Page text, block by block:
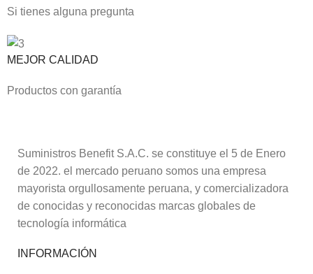
Si tienes alguna pregunta
MEJOR CALIDAD
Productos con garantía
Suministros Benefit S.A.C. se constituye el 5 de Enero
de 2022. el mercado peruano somos una empresa
mayorista orgullosamente peruana, y comercializadora
de conocidas y reconocidas marcas globales de
tecnología informática
INFORMACIÓN